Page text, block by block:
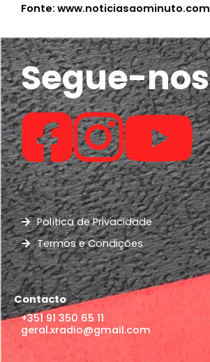
Fonte: www.noticiasaominuto.com
Segue-nos
Política de Privacidade
Termos e Condições
Contacto
+351 91 350 65 11
geral.xradio@gmail.com